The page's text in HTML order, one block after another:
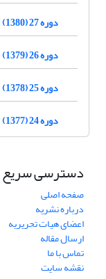
دوره 27 (1380)
دوره 26 (1379)
دوره 25 (1378)
دوره 24 (1377)
دسترسی سریع
صفحه اصلی
درباره نشریه
اعضای هیات تحریریه
ارسال مقاله
تماس با ما
نقشه سایت